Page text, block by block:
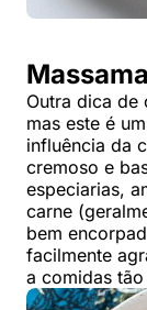
Outra dica de
mas este é
influência da
cremoso e
especiarias,
carne
bem
facilmente
a comidas